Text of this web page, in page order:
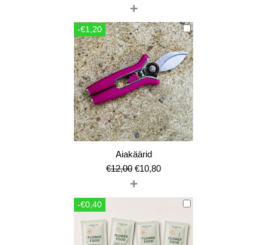
hind
oli:
€4,00.
is:
€2,99.
+
-€1,20
Aiakäärid
€12,00 Algne
hind
oli:
€10,80Current
is:
€10,80.
+
-€0,40